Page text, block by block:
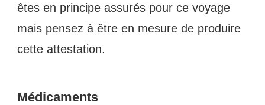
êtes en principe assurés pour ce voyage
mais pensez à être en mesure de produire
cette attestation.
Médicaments